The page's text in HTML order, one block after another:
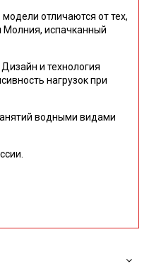
отличаются от тех,
Молния, испачканный
и технология
нагрузок при
водными видами